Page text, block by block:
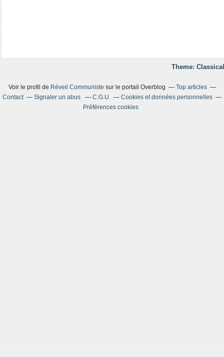
Theme:
Voir le profil de Réveil Communiste sur le portail Overblog
Top articles
Contact
Signaler un abus C.G.U.
Cookies et données personnelles
Préférences cookies